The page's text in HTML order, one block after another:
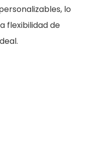
lo
flexibilidad de